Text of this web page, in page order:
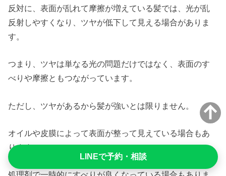
反対に、表面が乱れて摩擦が増えている髪では、光が乱
反射しやすくなり、ツヤが低下して見える場合がありま
す。
つまり、ツヤは単なる光の問題だけではなく、表面のす
べりや摩擦ともつながっています。
ただし、ツヤがあるから髪が強いとは限りません。
オイルや皮膜によって表面が整って見えている場合もあ
ります。
LINEで予約・相談